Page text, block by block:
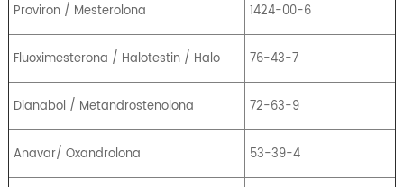
Proviron / Mesterolona 1424-00-6
Fluoximesterona / Halotestin / Halo 76-43-7
Dianabol / Metandrostenolona 72-63-9
Anavar/ Oxandrolona 53-39-4